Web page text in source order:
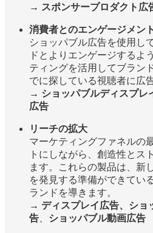
→ スポンサープロダクト広
消費者とのエンゲージメン
ショッパブル広告を使用し
ドとよりエンゲージするよ
ティングを活用してブラン
でに探している視聴者に広
→ ショッパブルディスプレ
広告
リーチの拡大
マーケティングファネルの
トにしながら、創造性とス
ます。これらの製品は、新
を発見する準備ができてい
ランドを導きます。
→ ディスプレイ広告、ショ
告
ショッパブル動画広告